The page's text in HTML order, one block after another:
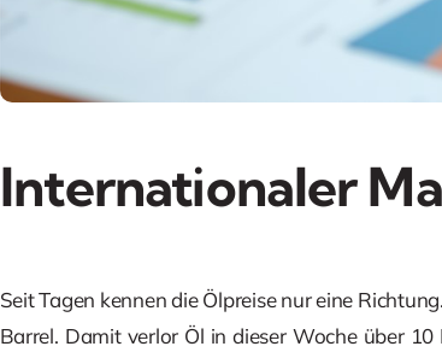
Internationaler
Seit Tagen kennen die Ölpreise nur eine
Barrel. Damit verlor Öl in dieser Woche über